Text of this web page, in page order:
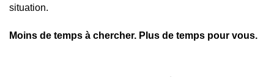
situation.
Moins de temps à chercher. Plus de temps pour vous.